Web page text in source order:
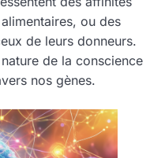
ou des
de leurs donneurs.
de la conscience
nos gènes.